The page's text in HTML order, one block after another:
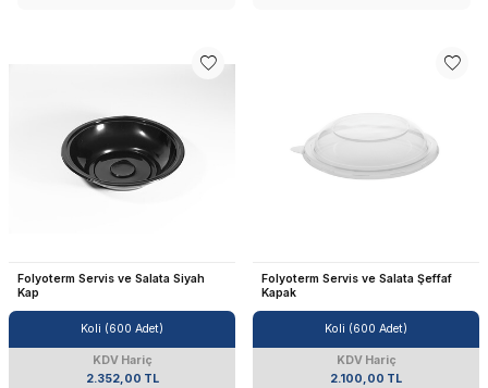
Folyoterm Servis ve Salata Siyah
Kap
Koli (600 Adet)
KDV Hariç
2.352,00 TL
Folyoterm Servis ve Salata Şeffaf
Kapak
Koli (600 Adet)
KDV Hariç
2.100,00 TL